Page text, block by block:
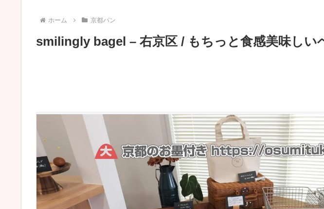
ホーム 京都パン
smilingly bagel – 右京区 / もちっと食感美味しい